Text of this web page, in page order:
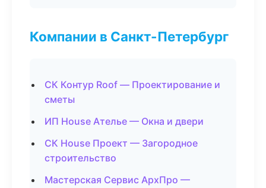
Компании в Санкт-Петербург
СК Контур Roof — Проектирование и
сметы
ИП House Ателье — Окна и двери
СК House Проект — Загородное
строительство
Мастерская Сервис АрхПро —